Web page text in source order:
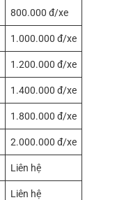
800.000 đ/xe
1.000.000 đ/xe
1.200.000 đ/xe
1.400.000 đ/xe
1.800.000 đ/xe
2.000.000 đ/xe
Liên hệ
Liên hệ